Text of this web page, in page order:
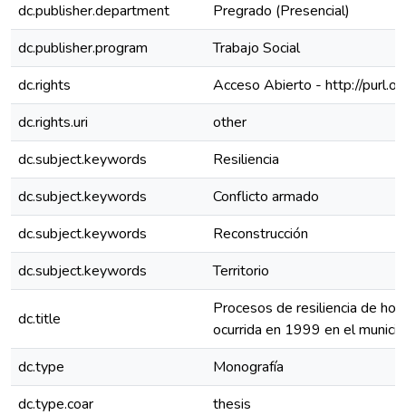
dc.publisher.department
Pregrado (Presencial)
dc.publisher.program
Trabajo Social
dc.rights
Acceso Abierto - http://
dc.rights.uri
other
dc.subject.keywords
Resiliencia
dc.subject.keywords
Conflicto armado
dc.subject.keywords
Reconstrucción
dc.subject.keywords
Territorio
dc.title
Procesos de resiliencia de
ocurrida en 1999 en el
dc.type
Monografía
dc.type.coar
thesis